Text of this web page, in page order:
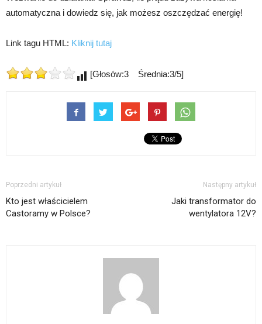
automatyczna i dowiedz się, jak możesz oszczędzać energię!
Link tagu HTML: Kliknij tutaj
[Głosów:3 Średnia:3/5]
Poprzedni artykuł
Kto jest właścicielem
Castoramy w Polsce?
Następny artykuł
Jaki transformator do
wentylatora 12V?